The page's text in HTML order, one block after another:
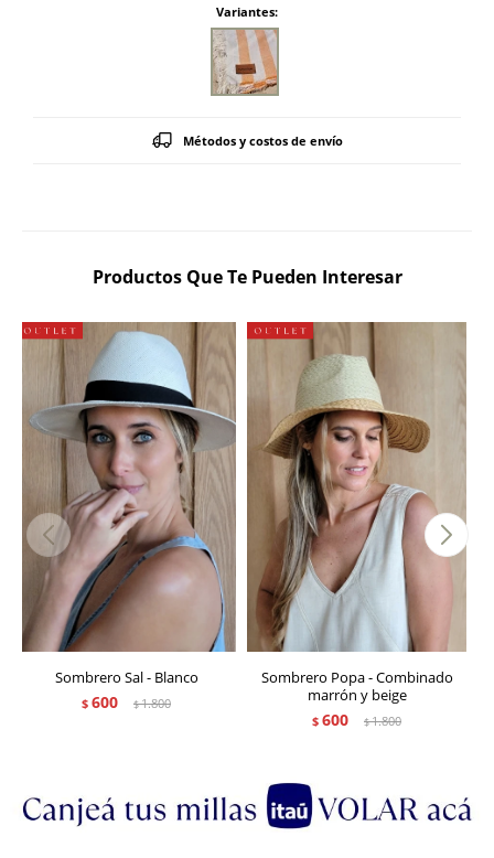
Variantes:
Métodos y costos de envío
Productos Que Te Pueden Interesar
Sombrero Sal - Blanco
$ 600 $1.800
Sombrero Popa - Combinado
marrón y beige
$ 600 $1.800